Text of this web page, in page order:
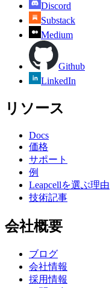
Discord
Substack
Medium
Github
LinkedIn
リソース
Docs
価格
サポート
例
Leapcellを選ぶ理由
技術記事
会社概要
ブログ
会社情報
採用情報